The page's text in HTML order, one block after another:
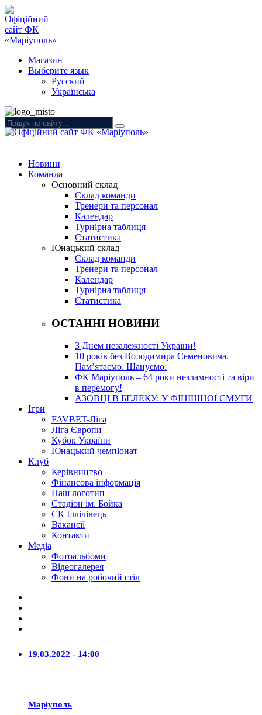
Магазин
Выберите язык
Русский
Українська
Новини
Команда
Основний склад
Склад команди
Тренери та персонал
Календар
Турнірна таблиця
Статистика
Юнацький склад
Склад команди
Тренери та персонал
Календар
Турнірна таблиця
Статистика
ОСТАННІ НОВИНИ
З Днем незалежності України!
10 років без Володимира Семеновича.
Пам’ятаємо. Шануємо.
ФК Маріуполь – 64 роки незламності та віри
в перемогу!
АЗОВЦІ В БЕЛЕКУ: У ФІНІШНОЇ СМУГИ
Ігри
FAVBET-Ліга
Ліга Європи
Кубок України
Юнацький чемпіонат
Клуб
Керівництво
Фінансова інформація
Наш логотип
Стадіон ім. Бойка
СК Іллічівець
Вакансії
Контакти
Медіа
Фотоальбоми
Відеогалерея
Фони на робочий стіл
19.03.2022 - 14:00
Маріуполь